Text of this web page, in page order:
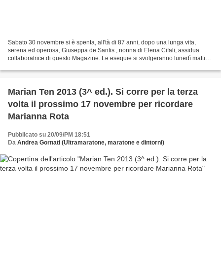
Sabato 30 novembre si è spenta, all'tà di 87 anni, dopo una lunga vita,
serena ed operosa, Giuseppa de Santis , nonna di Elena Cifali, assidua
collaboratrice di questo Magazine. Le esequie si svolgeranno lunedì mattina
Marian Ten 2013 (3^ ed.). Si corre per la terza
volta il prossimo 17 novembre per ricordare
Marianna Rota
Pubblicato su 20/09/PM 18:51
Da Andrea Gornati (Ultramaratone, maratone e dintorni)